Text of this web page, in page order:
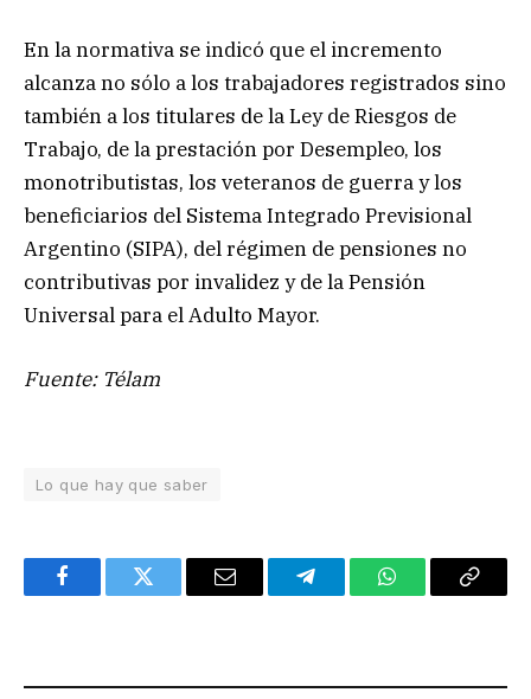
En la normativa se indicó que el incremento
alcanza no sólo a los trabajadores registrados sino
también a los titulares de la Ley de Riesgos de
Trabajo, de la prestación por Desempleo, los
monotributistas, los veteranos de guerra y los
beneficiarios del Sistema Integrado Previsional
Argentino (SIPA), del régimen de pensiones no
contributivas por invalidez y de la Pensión
Universal para el Adulto Mayor.
Fuente: Télam
Lo que hay que saber
FacebookTwitter Email TelegramWhatsAppCopy